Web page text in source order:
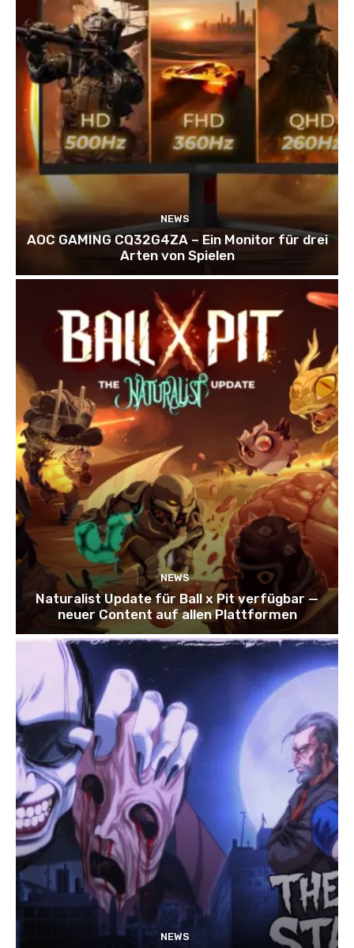
NEWS
AOC GAMING CQ32G4ZA – Ein Monitor für drei
Arten von Spielen
NEWS
Naturalist Update für Ball x Pit verfügbar —
neuer Content auf allen Plattformen
NEWS